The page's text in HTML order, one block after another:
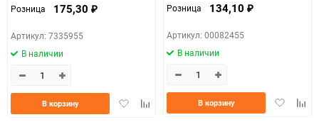
Розница 175,30 ₽
Артикул: 7335955
В наличии
ДобавитьДобавить
В корзину
Розница 134,10 ₽
Артикул: 00082455
В наличии
Добавить
В корзину